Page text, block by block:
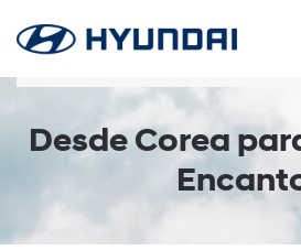
Skip to main content
Desde Corea